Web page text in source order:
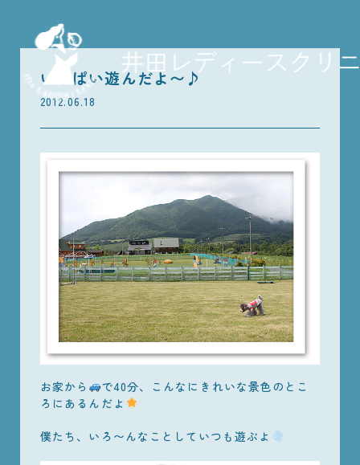
いっぱい遊んだよ〜♪
2012.06.18
お家から
で40分、こんなにきれいな景色のとこ
ろにあるんだよ
僕たち、いろ〜んなことしていつも遊ぶよ